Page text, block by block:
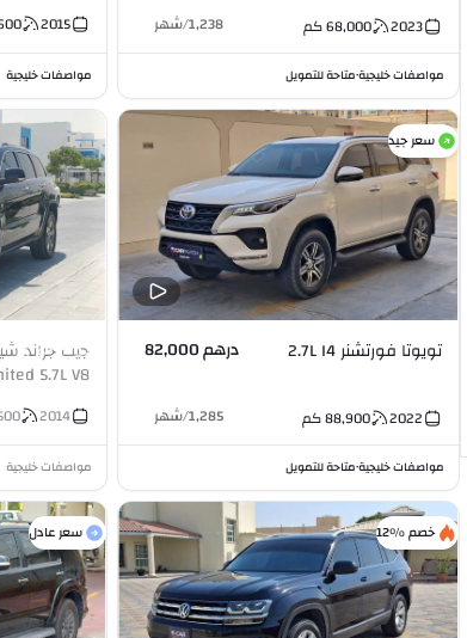
2023
68,000كم 1,238
/شهر
مواصفات خليجية•متاحة للتمويل
2015
مواصفات خليجية
سعر جيد
تويوتا فورتشنر 2.7L I4 درهم 82,000
2022
88,900كم 1,285
/شهر
مواصفات خليجية•متاحة للتمويل
جيب جراند
5.7L V8
2014
مواصفات خليجية
خصم %12 سعر عادل